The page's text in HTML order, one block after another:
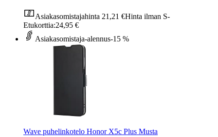
Asiakasomistajahinta 21,21 €Hinta ilman S-
Etukorttia:24,95 €
Asiakasomistaja-alennus-15 %
Wave puhelinkotelo Honor X5c Plus Musta